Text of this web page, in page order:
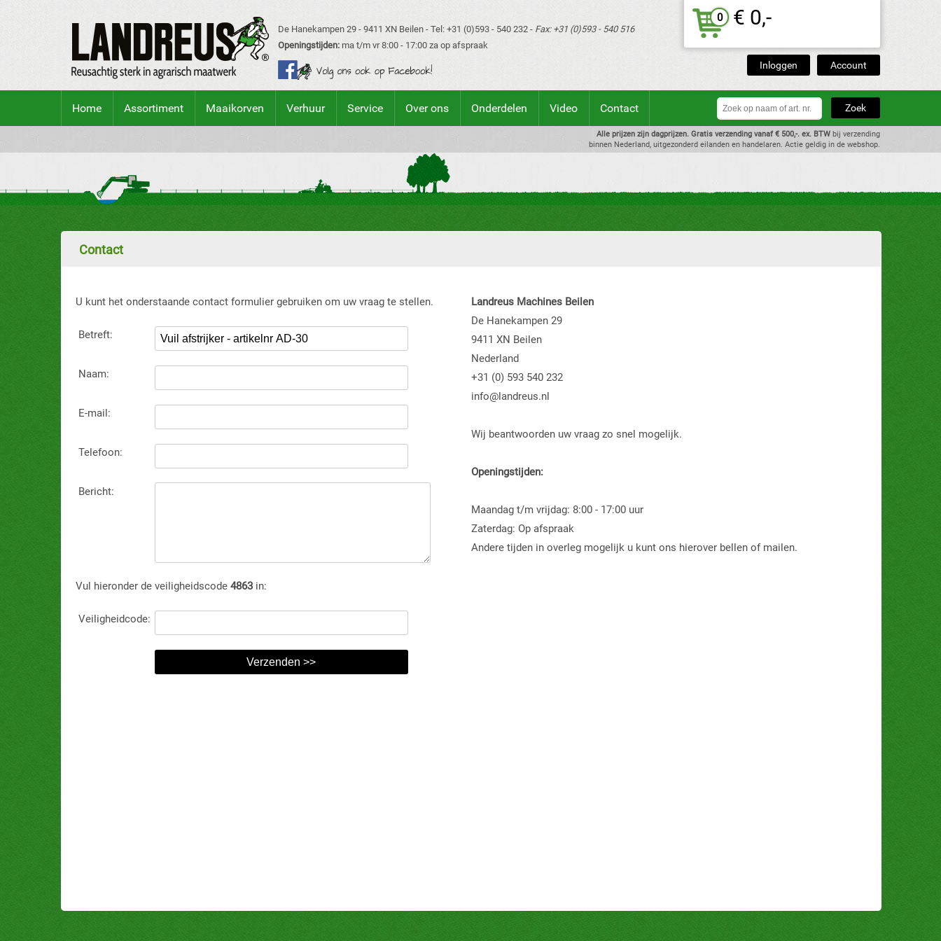
De Hanekampen 29 - 9411 XN Beilen - Tel: +31 (0)593 - 540 232 - Fax: +31 (0)593 - 540 516
Openingstijden: ma t/m vr 8:00 - 17:00 za op afspraak
0 € 0,-
Account
Inloggen
Home Assortiment Maaikorven Verhuur Service Over ons Onderdelen Video Contact
Alle prijzen zijn dagprijzen. Gratis verzending vanaf € 500,-. ex. BTW bij verzending
binnen Nederland, uitgezonderd eilanden en handelaren. Actie geldig in de webshop.
Contact
U kunt het onderstaande contact formulier gebruiken om uw vraag te stellen.
Betreft:
Naam:
E-mail:
Telefoon:
Bericht:
Vul hieronder de veiligheidscode 4863 in:
Veiligheidcode:
Landreus Machines Beilen
De Hanekampen 29
9411 XN Beilen
Nederland
+31 (0) 593 540 232
info@landreus.nl
Wij beantwoorden uw vraag zo snel mogelijk.
Openingstijden:
Maandag t/m vrijdag: 8:00 - 17:00 uur
Zaterdag: Op afspraak
Andere tijden in overleg mogelijk u kunt ons hierover bellen of mailen.